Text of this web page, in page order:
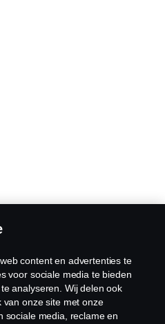
content en advertenties te
voor sociale media te bieden
analyseren. Wij delen ook
van onze site met onze
sociale media, reclame en